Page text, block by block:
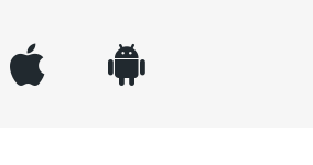
appleinc android